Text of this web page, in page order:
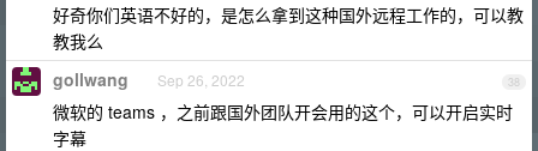
好奇你们英语不好的，是怎么拿到这种国外远程工作的，可以教
教我么
38
gollwang Sep 26, 2022
微软的 teams ，之前跟国外团队开会用的这个，可以开启实时
字幕